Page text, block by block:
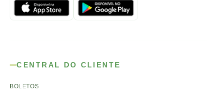
CENTRAL DO CLIENTE
BOLETOS